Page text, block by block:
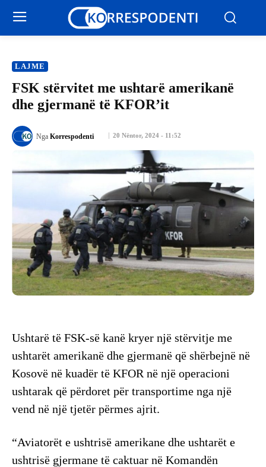
LAJME
FSK stërvitet me ushtarë amerikanë
dhe gjermanë të KFOR’it
20 Nëntor, 2024 - 11:52
Nga Korrespodenti
Ushtarë të FSK-së kanë kryer një stërvitje me
ushtarët amerikanë dhe gjermanë që shërbejnë në
Kosovë në kuadër të KFOR në një operacioni
ushtarak që përdoret për transportime nga një
vend në një tjetër përmes ajrit.
“Aviatorët e ushtrisë amerikane dhe ushtarët e
ushtrisë gjermane të caktuar në Komandën